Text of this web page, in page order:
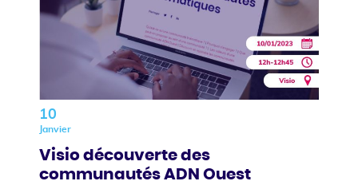
10
Janvier
Visio découverte des
communautés ADN Ouest